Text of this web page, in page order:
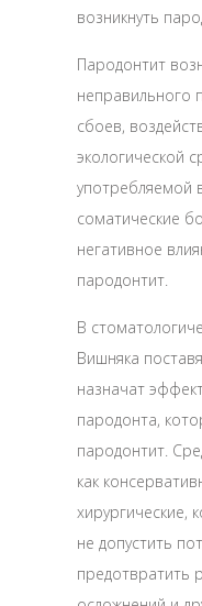
возникнуть
Пародонтит
неправильного
сбоев,
экологической
употребляемой
соматические
негативное
пародонтит.
В
Вишняка
назначат
пародонта,
пародонтит.
как
хирургические,
не допустить
предотвратить